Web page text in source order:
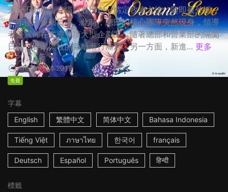
天空不動產魯蛇職員春田創一情定牧凌太後，隨即被外派，
一年後才重回日本。此時，總部的核心團隊突然現身，領導
者更宣佈在主導一項大型企劃案，隨著總部和營業部的隔閡
日深，春田與牧的距離漸行漸遠。另一方面，新進... 更多
1h53m日本2019
免費
字幕
English
繁體中文 简体中文 Bahasa Indonesia
Tiếng Việt ภาษาไทย 한국어 français
Deutsch Español Português हिन्दी
標籤